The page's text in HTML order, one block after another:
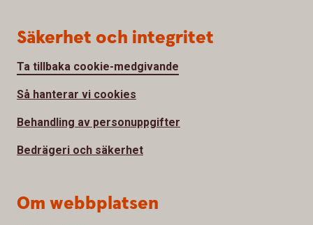
Säkerhet och integritet
Ta tillbaka cookie-medgivande
Så hanterar vi cookies
Behandling av personuppgifter
Bedrägeri och säkerhet
Om webbplatsen